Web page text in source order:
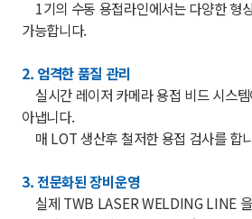
1기의 수동 용접라인에서는 다양한 형
가능합니다.
2. 엄격한 품질 관리
실시간 레이저 카메라 용접 비드 시스
아냅니다.
매 LOT 생산후 철저한 용접 검사를 합
3. 전문화된 장비운영
실제 TWB LASER WELDING LINE